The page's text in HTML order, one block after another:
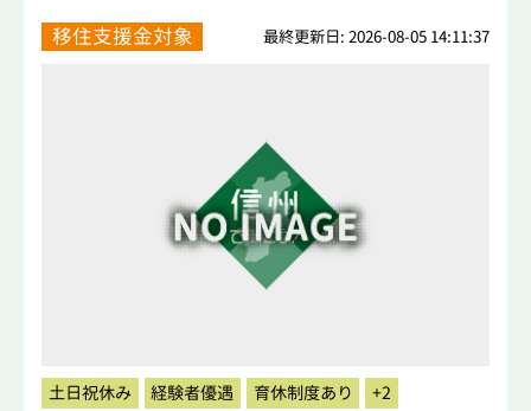
移住支援金対象 最終更新日: 2026-08-05 14:11:37
土日祝休み 経験者優遇 育休制度あり +2